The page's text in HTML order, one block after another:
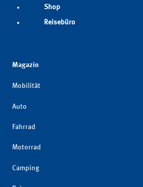
Shop
Reisebüro
Magazin
Mobilität
Auto
Fahrrad
Motorrad
Camping